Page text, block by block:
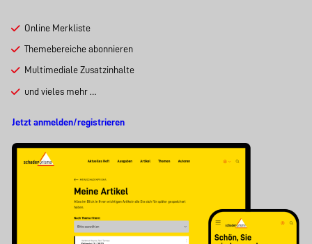
Online Merkliste
Themebereiche abonnieren
Multimediale Zusatzinhalte
und vieles mehr …
Jetzt anmelden/registrieren